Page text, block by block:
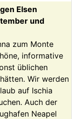
Elsen
und
zum Monte
informative
üblichen
Wir werden
auf Ischia
Auch der
Neapel